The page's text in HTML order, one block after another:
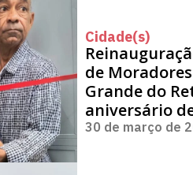
Cidade(s)
de
Grande do
aniversário
30 de março de